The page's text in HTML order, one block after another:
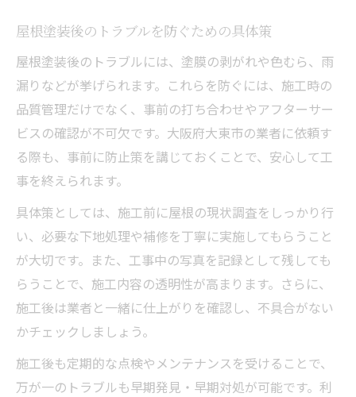
屋根塗装後のトラブルを防ぐための具体策
屋根塗装後のトラブルには、塗膜の剥がれや色むら、雨
漏りなどが挙げられます。これらを防ぐには、施工時の
品質管理だけでなく、事前の打ち合わせやアフターサー
ビスの確認が不可欠です。大阪府大東市の業者に依頼す
る際も、事前に防止策を講じておくことで、安心して工
事を終えられます。
具体策としては、施工前に屋根の現状調査をしっかり行
い、必要な下地処理や補修を丁寧に実施してもらうこと
が大切です。また、工事中の写真を記録として残しても
らうことで、施工内容の透明性が高まります。さらに、
施工後は業者と一緒に仕上がりを確認し、不具合がない
かチェックしましょう。
施工後も定期的な点検やメンテナンスを受けることで、
万が一のトラブルも早期発見・早期対処が可能です。利